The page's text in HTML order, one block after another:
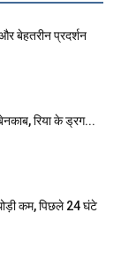
बेहतरीन प्रदर्शन
रिया के ड्रग...
कम, पिछले 24 घंटे